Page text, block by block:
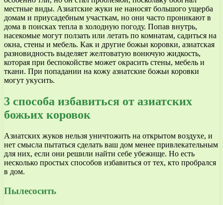
местные виды. Азиатские жуки не наносят большого ущерба
домам и приусадебным участкам, но они часто проникают в
дома в поисках тепла в холодную погоду. Попав внутрь,
насекомые могут ползать или летать по комнатам, садиться на
окна, стены и мебель. Как и другие божьи коровки, азиатская
разновидность выделяет желтоватую вонючую жидкость,
которая при беспокойстве может окрасить стены, мебель и
ткани. При попадании на кожу азиатские божьи коровки
могут укусить.
3 способа избавиться от азиатских
божьих коровок
Азиатских жуков нельзя уничтожить на открытом воздухе, и
нет смысла пытаться сделать ваш дом менее привлекательным
для них, если они решили найти себе убежище. Но есть
несколько простых способов избавиться от тех, кто пробрался
в дом.
Пылесосить